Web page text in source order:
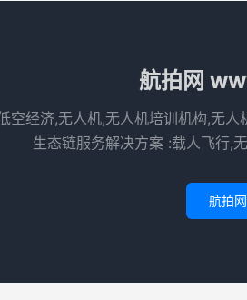
航拍网
空经济,无人机,无人机培训机构,无
生态链服务解决方案 :载人飞行,
航拍